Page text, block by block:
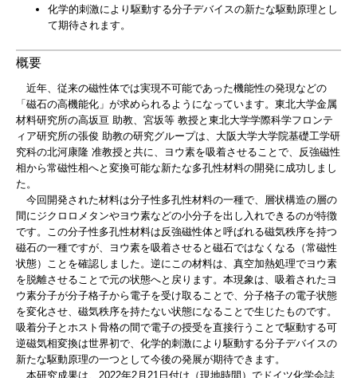
化学的刺激により駆動する分子デバイスの新たな駆動原理とし
て期待されます。
概要
近年、従来の磁性体では実現不可能であった機能性の発現などの
「磁石の高機能化」が求められるようになっています。東北大学金属
材料研究所の高坂亘 助教、宮坂等 教授と東北大学学際科学フロンテ
ィア研究所の張俊 助教の研究グループは、大阪大学大学院基礎工学研
究科の北河康隆 准教授と共に、ヨウ素を吸着させることで、反強磁性
相から常磁性相へと変換可能な新たな多孔性材料の開発に成功しまし
た。
今回開発された材料は分子性多孔性材料の一種で、層状構造の層の
間にジクロロメタンやヨウ素などの小分子を出し入れできるのが特徴
です。この分子性多孔性材料は反強磁性体と呼ばれる磁気秩序を持つ
磁石の一種ですが、ヨウ素を吸着させると磁石ではなくなる（常磁性
状態）ことを確認しました。逆にこの材料は、真空加熱処理でヨウ素
を脱離させることで元の状態へと戻ります。本現象は、吸着されたヨ
ウ素分子が分子格子から電子を受け取ることで、分子格子の電子状態
を変化させ、磁気秩序を持たない状態になることで生じたものです。
吸着分子とホスト骨格の間で電子の授受を直接行うことで駆動する可
逆磁気相変換は世界初で、化学的刺激により駆動する分子デバイスの
新たな駆動原理の一つとして今後の発展が期待できます。
本研究成果は、2022年2月21日付け（現地時間）でドイツ化学会誌